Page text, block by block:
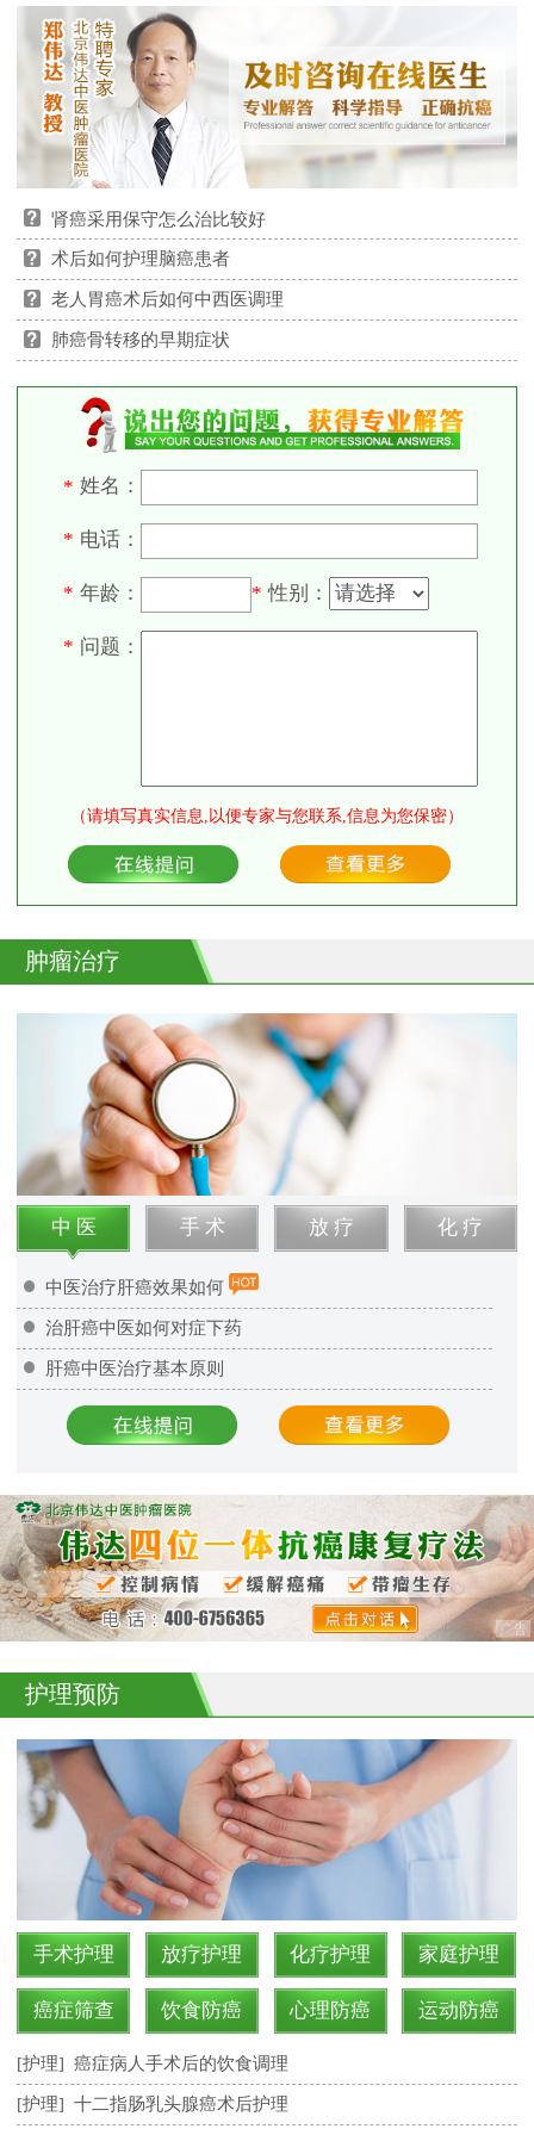
肾癌采用保守怎么治比较好
术后如何护理脑癌患者
老人胃癌术后如何中西医调理
肺癌骨转移的早期症状
* 姓名：
* 电话：
* 年龄： * 性别：
* 问题：
（请填写真实信息,以便专家与您联系,信息为您保密）
肿瘤治疗
中 医 手 术 放 疗 化 疗
中医治疗肝癌效果如何
治肝癌中医如何对症下药
肝癌中医治疗基本原则
护理预防
手术护理 放疗护理 化疗护理 家庭护理
癌症筛查 饮食防癌 心理防癌 运动防癌
[护理] 癌症病人手术后的饮食调理
[护理] 十二指肠乳头腺癌术后护理